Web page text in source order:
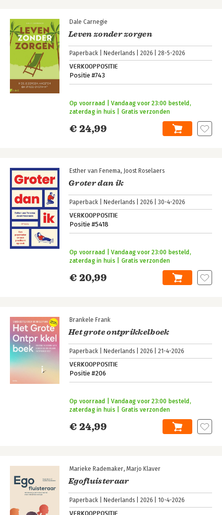
Dale Carnegie
Leven zonder zorgen
Paperback Nederlands 2026 28-5-2026
VERKOOPPOSITIE
Positie #743
€ 24,99
Op voorraad | Vandaag voor 23:00 besteld,
zaterdag in huis | Gratis verzonden
Esther van Fenema Joost Roselaers
Groter dan ik
Paperback Nederlands 2026 30-4-2026
VERKOOPPOSITIE
Positie #5418
€ 20,99
Op voorraad | Vandaag voor 23:00 besteld,
zaterdag in huis | Gratis verzonden
Brankele Frank
Het grote ontprikkelboek
Paperback Nederlands 2026 21-4-2026
VERKOOPPOSITIE
Positie #206
€ 24,99
Op voorraad | Vandaag voor 23:00 besteld,
zaterdag in huis | Gratis verzonden
Marieke Rademaker Marjo Klaver
Egofluisteraar
Paperback Nederlands 2026 10-4-2026
VERKOOPPOSITIE